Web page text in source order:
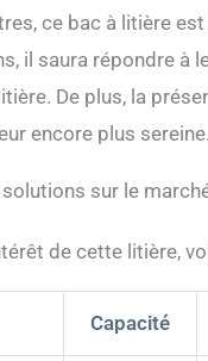
ce bac à litière
il saura répondre à
De plus, la
encore plus sereine.
sur le
de cette litière,
Capacité